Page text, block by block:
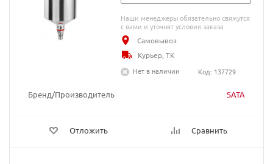
Бренд/Производитель SATA
Отложить Сравнить
Наши менеджеры обязательно свяжутся
с вами и уточнят условия заказа
Самовывоз
Курьер, ТК
Нет в наличии
Код: 137729